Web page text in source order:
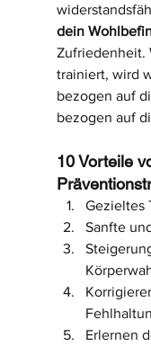
dein
Zufriedenheit.
trainiert, wird
bezogen auf
bezogen auf
10 Vorteile
Gezieltes
Sanfte
Erlernen